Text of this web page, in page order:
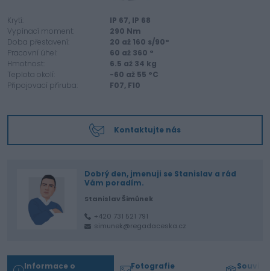
Krytí: IP 67, IP 68
Vypínací moment:
290 Nm
Doba přestavení:
20 až 160 s/90°
Pracovní úhel:
60 až 360 °
Hmotnost:
6.5 až 34 kg
Teplota okolí:
-60 až 55 °C
Připojovací příruba:
F07, F10
Kontaktujte nás
Dobrý den, jmenuji se Stanislav a rád
Vám poradím.
Stanislav Šimůnek
+420 731 521 791
simunek@regadaceska.cz
Informace o
Fotografie